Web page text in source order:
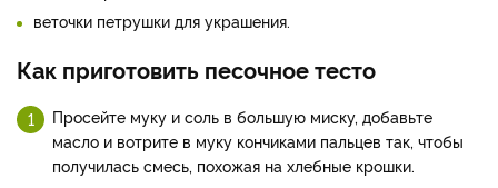
веточки петрушки для украшения.
Как приготовить песочное тесто
Просейте муку и соль в большую миску, добавьте
масло и вотрите в муку кончиками пальцев так, чтобы
получилась смесь, похожая на хлебные крошки.